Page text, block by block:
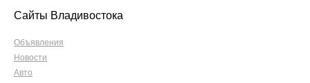
Сайты Владивостока
Объявления
Новости
Авто